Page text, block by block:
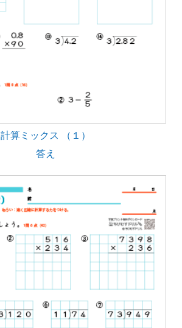
計算ミックス （１）
答え